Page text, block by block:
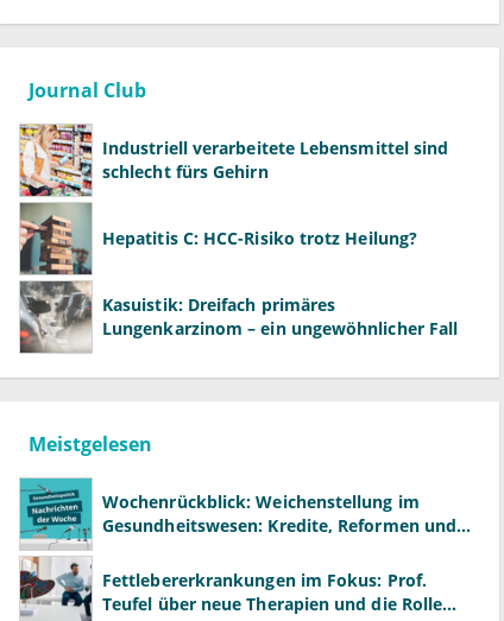
Journal Club
Industriell verarbeitete Lebensmittel sind
schlecht fürs Gehirn
Hepatitis C: HCC-Risiko trotz Heilung?
Kasuistik: Dreifach primäres
Lungenkarzinom – ein ungewöhnlicher Fall
Meistgelesen
Wochenrückblick: Weichenstellung im
Gesundheitswesen: Kredite, Reformen und
Fettlebererkrankungen im Fokus: Prof.
Teufel über neue Therapien und die Rolle